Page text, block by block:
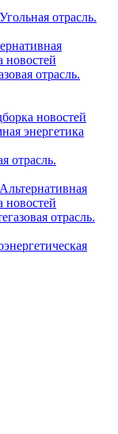
отрасль.
новостей
отрасль.
новостей
энергетика
отрасль.
новостей
отрасль.